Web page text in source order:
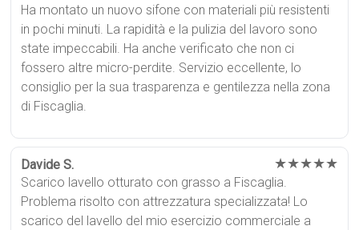
Ha montato un nuovo sifone con materiali più resistenti
in pochi minuti. La rapidità e la pulizia del lavoro sono
state impeccabili. Ha anche verificato che non ci
fossero altre micro-perdite. Servizio eccellente, lo
consiglio per la sua trasparenza e gentilezza nella zona
di Fiscaglia.
Davide S. ★★★★★
Scarico lavello otturato con grasso a Fiscaglia.
Problema risolto con attrezzatura specializzata! Lo
scarico del lavello del mio esercizio commerciale a